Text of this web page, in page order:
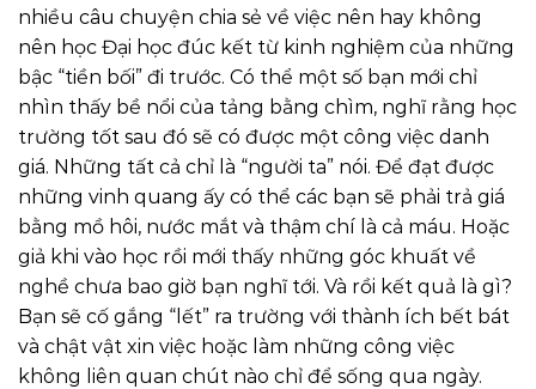
nhiều câu chuyện chia sẻ về việc nên hay không
nên học Đại học đúc kết từ kinh nghiệm của những
bậc “tiền bối” đi trước. Có thể một số bạn mới chỉ
nhìn thấy bề nổi của tảng bằng chìm, nghĩ rằng học
trường tốt sau đó sẽ có được một công việc danh
giá. Những tất cả chỉ là “người ta” nói. Để đạt được
những vinh quang ấy có thể các bạn sẽ phải trả giá
bằng mồ hôi, nước mắt và thậm chí là cả máu. Hoặc
giả khi vào học rồi mới thấy những góc khuất về
nghề chưa bao giờ bạn nghĩ tới. Và rồi kết quả là gì?
Bạn sẽ cố gắng “lết” ra trường với thành ích bết bát
và chật vật xin việc hoặc làm những công việc
không liên quan chút nào chỉ để sống qua ngày.